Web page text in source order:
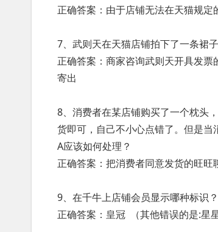
正确答案：由于店铺无法在天猫规定
7、武则天在天猫店铺拍下了一条裙
正确答案：商家咨询武则天开具发
寄出
8、消费者在某店铺购买了一个枕头
货即可，自己不小心点错了。但是
A应该如何处理？
正确答案：把消费者同意发货的旺
9、在千牛上店铺会员显示哪种标识？
正确答案：皇冠 （其他错误的是:星